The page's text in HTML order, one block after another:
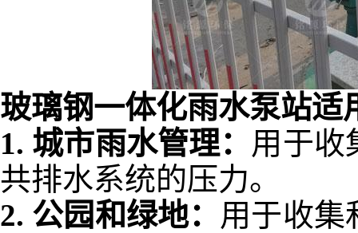
玻璃钢一体化雨水泵站适
1. 城市雨水管理： 用于收
共排水系统的压力。
2. 公园和绿地： 用于收集